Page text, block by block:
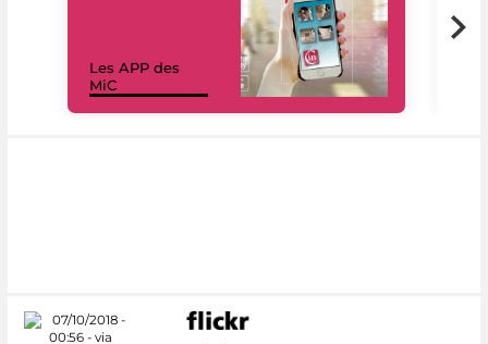
Les APP des
MiC